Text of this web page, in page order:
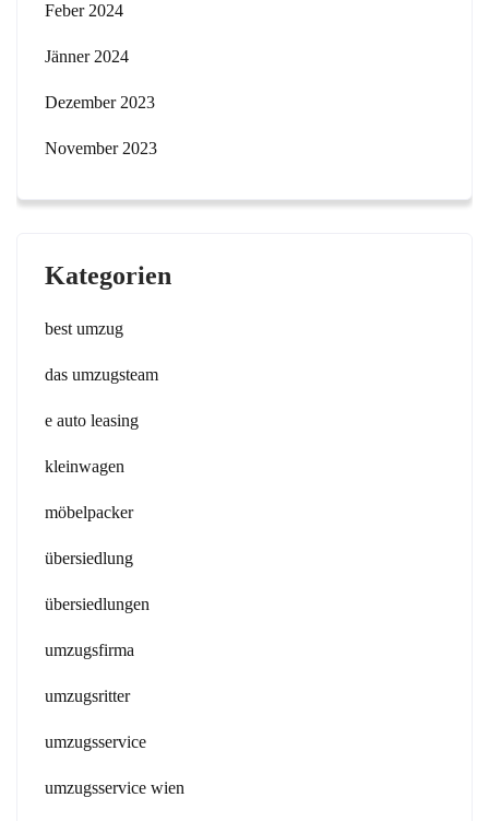
Feber 2024
Jänner 2024
Dezember 2023
November 2023
Kategorien
best umzug
das umzugsteam
e auto leasing
kleinwagen
möbelpacker
übersiedlung
übersiedlungen
umzugsfirma
umzugsritter
umzugsservice
umzugsservice wien